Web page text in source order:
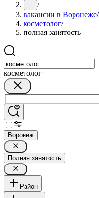
... /
вакансии в Воронеже/
косметолог/
полная занятость
косметолог
Воронеж
Полная занятость
Район